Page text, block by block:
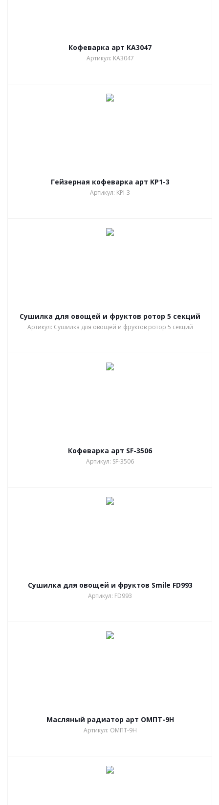
Кофеварка арт KA3047
Артикул: KA3047
Гейзерная кофеварка арт KP1-3
Артикул: KPI-3
Сушилка для овощей и фруктов ротор 5 секций
Артикул: Сушилка для овощей и фруктов ротор 5 секций
Кофеварка арт SF-3506
Артикул: SF-3506
Сушилка для овощей и фруктов Smile FD993
Артикул: FD993
Масляный радиатор арт ОМПТ-9Н
Артикул: ОМПТ-9Н